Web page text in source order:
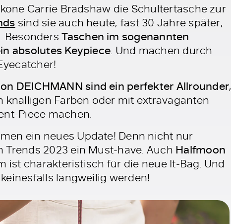
Carrie Bradshaw die Schultertasche zur
sind sie auch heute, fast 30 Jahre später,
BesondersTaschen im sogenannten
absolutes Keypiece . Und machen durch
DEICHMANN sind ein perfekter Allrounder,
knalligen Farben oder mit extravaganten
Piece machen.
ein neues Update! Denn nicht nur
2023 ein Must-have. Auch Halfmoon
ist charakteristisch für die neue It-Bag. Und
langweilig werden!